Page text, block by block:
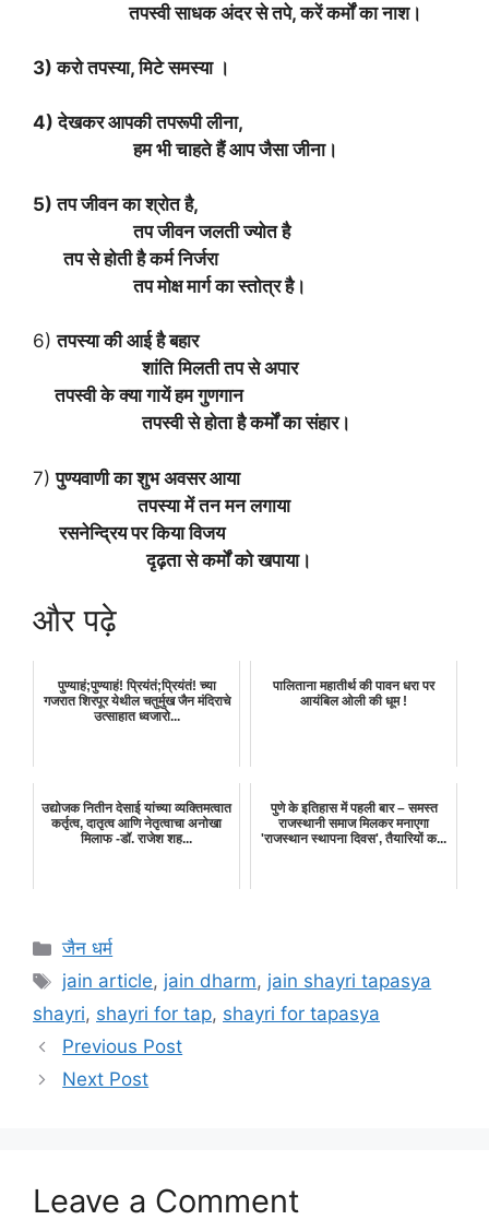
तपस्वी साधक अंदर से तपे, करें कर्मों का नाश।
3) करो तपस्या, मिटे समस्या ।
4) देखकर आपकी तपरूपी लीना,
हम भी चाहते हैं आप जैसा जीना।
5) तप जीवन का श्रोत है,
तप जीवन जलती ज्योत है
तप से होती है कर्म निर्जरा
तप मोक्ष मार्ग का स्तोत्र है।
6)तपस्या की आई है बहार
शांति मिलती तप से अपार
तपस्वी के क्या गायें हम गुणगान
तपस्वी से होता है कर्मों का संहार।
7)पुण्यवाणी का शुभ अवसर आया
तपस्या में तन मन लगाया
रसनेन्द्रिय पर किया विजय
दृढ़ता से कर्मों को खपाया।
और पढ़े
पुण्याहं;पुण्याहं! प्रियंतं;प्रियंतं! च्या
गजरात शिरपूर येथील चतुर्मुख जैन मंदिराचे
उत्साहात ध्वजारो...
पालिताना महातीर्थ की पावन धरा पर
आयंबिल ओली की धूम !
उद्योजक नितीन देसाई यांच्या व्यक्तिमत्वात
कर्तृत्व, दातृत्व आणि नेतृत्वाचा अनोखा
मिलाफ -डॉ. राजेश शह...
पुणे के इतिहास में पहली बार – समस्त
राजस्थानी समाज मिलकर मनाएगा
'राजस्थान स्थापना दिवस', तैयारियों क...
Categories
जैन धर्म
Tags
jain article, jain dharm, jain shayri tapasya
shayri, shayri for tap, shayri for tapasya
Previous Post
Next Post
Leave a Comment